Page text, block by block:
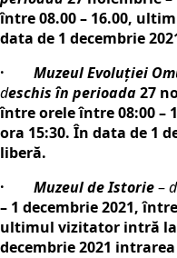
între 08.00 – 16.00,
data de 1 decembrie
· Muzeul Evoluţiei
deschis în perioada27
între orele între 08:00
ora 15:30. În data de 1
liberă.
· Muzeul de Istorie–d
– 1 decembrie 2021,
ultimul vizitator intră la
decembrie 2021